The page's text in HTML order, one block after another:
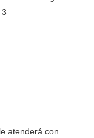
atenderá con